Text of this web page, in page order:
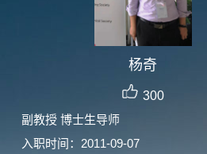
杨奇
300
副教授 博士生导师
入职时间：2011-09-07